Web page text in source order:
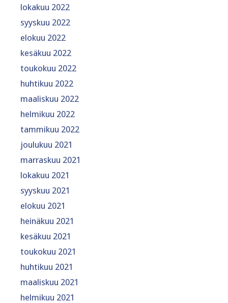
lokakuu 2022
syyskuu 2022
elokuu 2022
kesäkuu 2022
toukokuu 2022
huhtikuu 2022
maaliskuu 2022
helmikuu 2022
tammikuu 2022
joulukuu 2021
marraskuu 2021
lokakuu 2021
syyskuu 2021
elokuu 2021
heinäkuu 2021
kesäkuu 2021
toukokuu 2021
huhtikuu 2021
maaliskuu 2021
helmikuu 2021